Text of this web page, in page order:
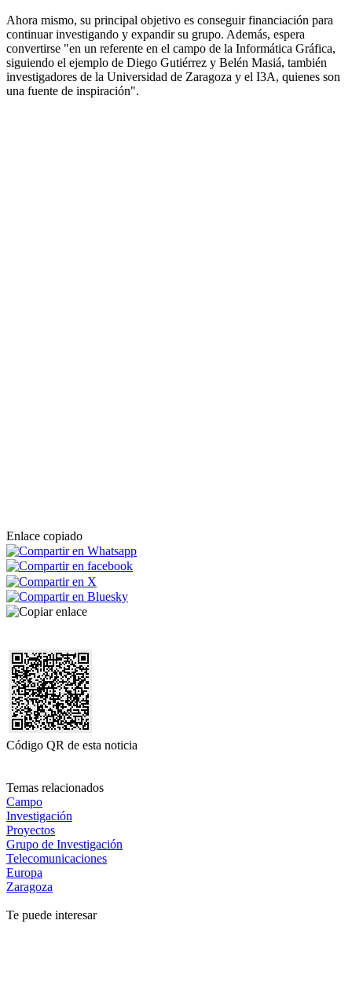
Ahora mismo, su principal objetivo es conseguir financiación para
continuar investigando y expandir su grupo. Además, espera
convertirse "en un referente en el campo de la Informática Gráfica,
siguiendo el ejemplo de Diego Gutiérrez y Belén Masiá, también
investigadores de la Universidad de Zaragoza y el I3A, quienes son
una fuente de inspiración".
Enlace copiado
Código QR de esta noticia
Temas relacionados
Campo
Investigación
Proyectos
Grupo de Investigación
Telecomunicaciones
Europa
Zaragoza
Te puede interesar